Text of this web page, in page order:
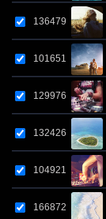
136479
101651
129976
132426
104921
166872